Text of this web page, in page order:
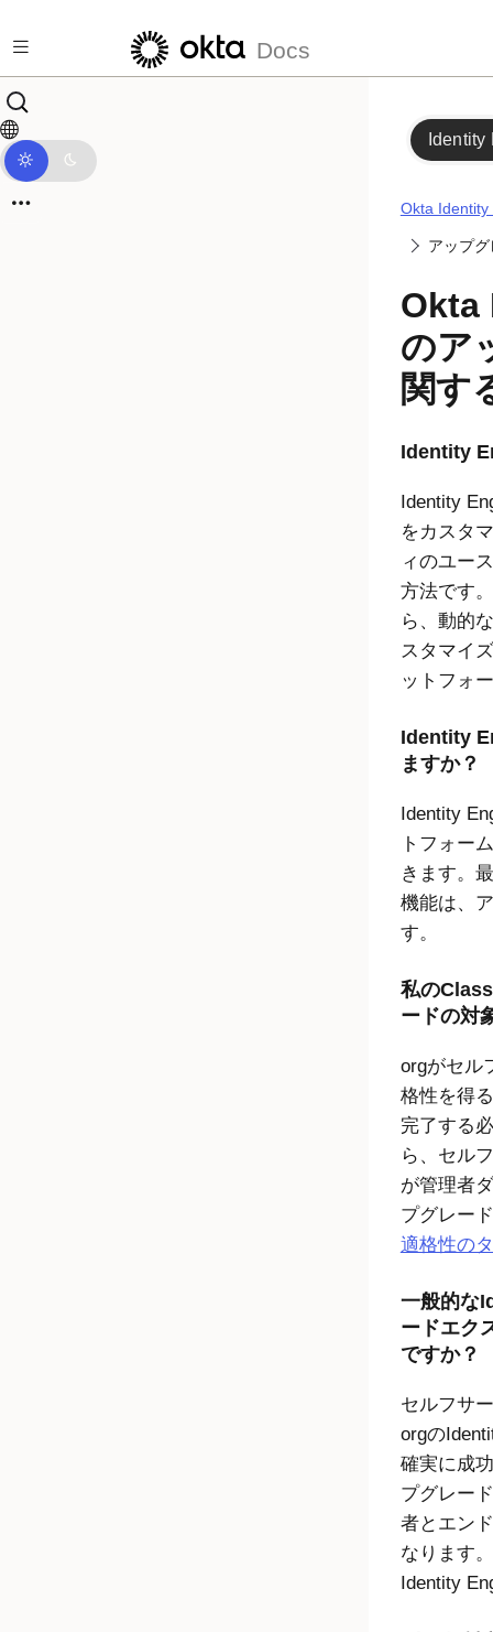
Docs
Identity
Okta Identity
アップ
Okta
のア
関す
Identity
Identity
をカスタ
ィのユー
方法です
ら、動的
スタマイ
ットフォ
Identity
ますか？
Identity
トフォー
きます。
機能は、
す。
私の
ードの対
orgがセル
格性を得
完了する
ら、セル
が管理者
プグレー
適格性の
一般的な
ードエク
ですか？
セルフサ
orgの
確実に成
プグレー
者とエン
なります
Identity